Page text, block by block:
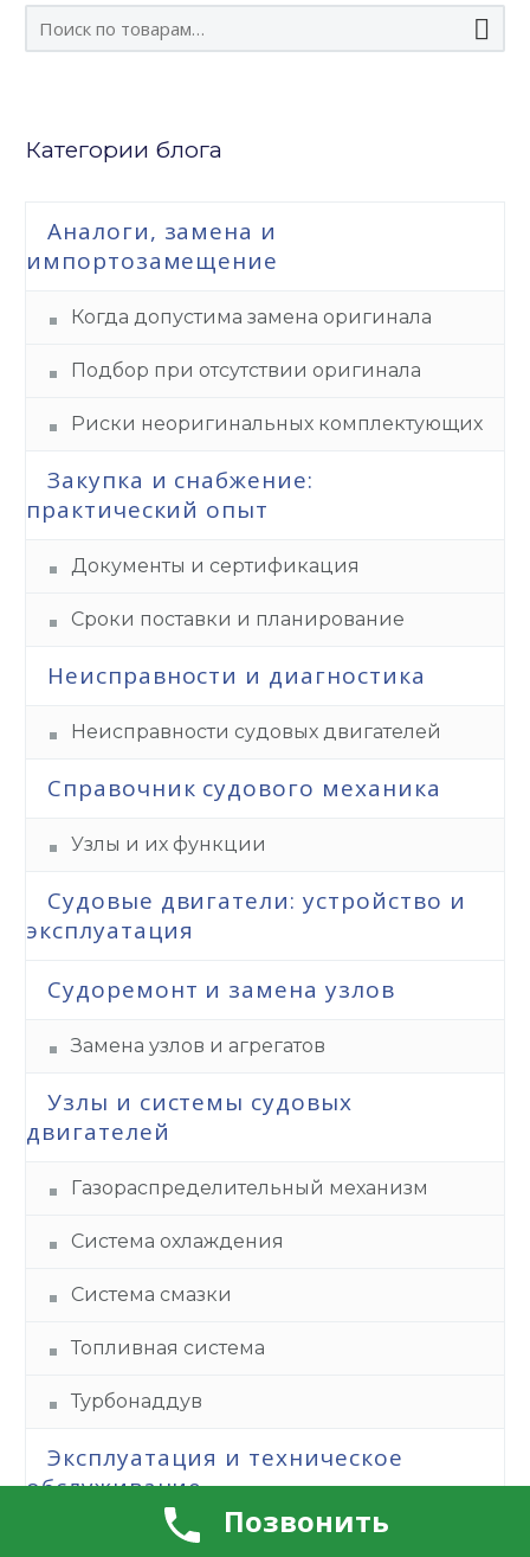

Категории блога
Аналоги, замена и
импортозамещение
Когда допустима замена оригинала
Подбор при отсутствии оригинала
Риски неоригинальных комплектующих
Закупка и снабжение:
практический опыт
Документы и сертификация
Сроки поставки и планирование
Неисправности и диагностика
Неисправности судовых двигателей
Справочник судового механика
Узлы и их функции
Судовые двигатели: устройство и
эксплуатация
Судоремонт и замена узлов
Замена узлов и агрегатов
Узлы и системы судовых
двигателей
Газораспределительный механизм
Система охлаждения
Система смазки
Топливная система
Турбонаддув
Эксплуатация и техническое
обслуживание
Межремонтные интервалы
Позвонить